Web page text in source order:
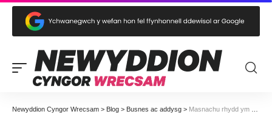
Newyddion Cyngor Wrecsam > Blog > Busnes ac addysg > Masnachu rhydd ym Marchnad Dydd Llun Wrecsam tan 29 Rhagfyr!